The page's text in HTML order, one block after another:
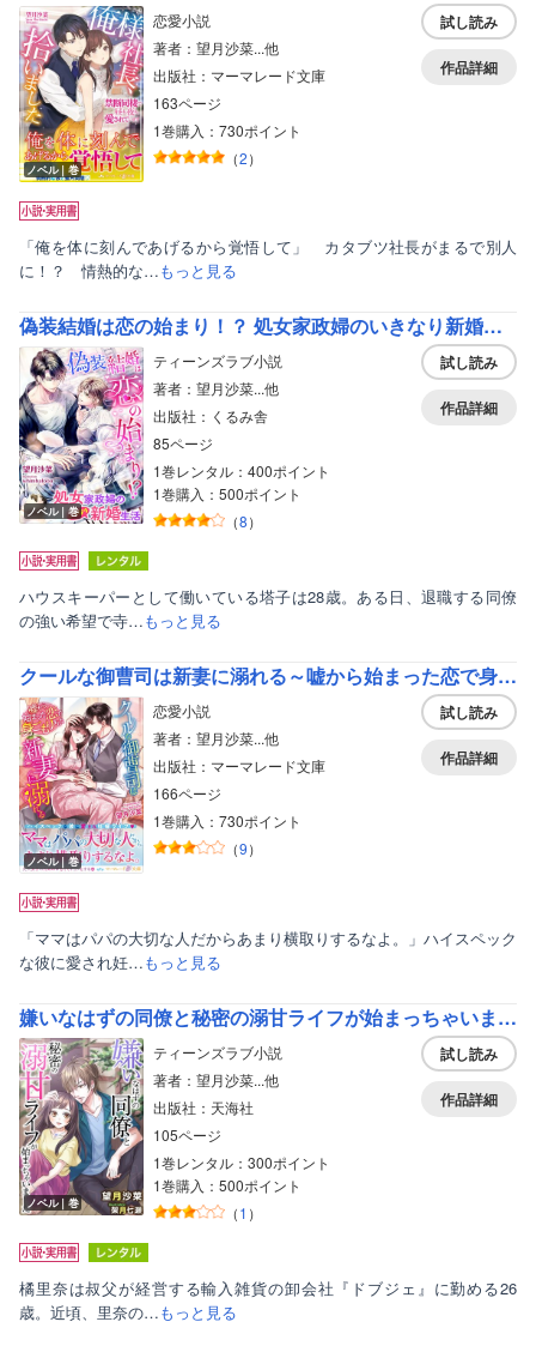
ノベル｜巻
恋愛小説
著者：望月沙菜...他
出版社：マーマレード文庫
163ページ
1巻購入：730ポイント
（2）
試し読み
作品詳細
「俺を体に刻んであげるから覚悟して」 カタブツ社長がまるで別人
に！？ 情熱的な…もっと見る
偽装結婚は恋の始まり！？ 処女家政婦のいきなり新婚生活
ノベル｜巻
ティーンズラブ小説
著者：望月沙菜...他
出版社：くるみ舎
85ページ
1巻レンタル：400ポイント
1巻購入：500ポイント
（8）
試し読み
作品詳細
ハウスキーパーとして働いている塔子は28歳。ある日、退職する同僚
の強い希望で寺…もっと見る
クールな御曹司は新妻に溺れる～嘘から始まった恋で身ごもりました～
ノベル｜巻
恋愛小説
著者：望月沙菜...他
出版社：マーマレード文庫
166ページ
1巻購入：730ポイント
（9）
試し読み
作品詳細
「ママはパパの大切な人だからあまり横取りするなよ。」ハイスペック
な彼に愛され妊…もっと見る
嫌いなはずの同僚と秘密の溺甘ライフが始まっちゃいました
ノベル｜巻
ティーンズラブ小説
著者：望月沙菜...他
出版社：天海社
105ページ
1巻レンタル：300ポイント
1巻購入：500ポイント
（1 ）
試し読み
作品詳細
橘里奈は叔父が経営する輸入雑貨の卸会社『ドブジェ』に勤める26
歳。近頃、里奈の…もっと見る